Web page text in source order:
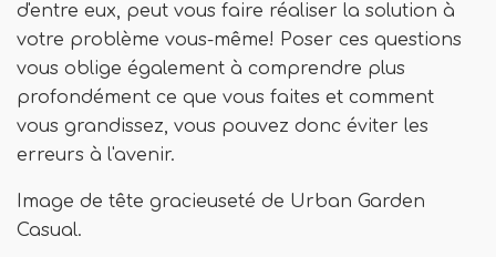
d'entre eux, peut vous faire réaliser la solution à
votre problème vous-même! Poser ces questions
vous oblige également à comprendre plus
profondément ce que vous faites et comment
vous grandissez, vous pouvez donc éviter les
erreurs à l'avenir.
Image de tête gracieuseté de Urban Garden
Casual.